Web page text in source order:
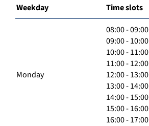
Weekday Time slots
Monday
08:00 - 09:00
09:00 - 10:00
10:00 - 11:00
11:00 - 12:00
12:00 - 13:00
13:00 - 14:00
14:00 - 15:00
15:00 - 16:00
16:00 - 17:00